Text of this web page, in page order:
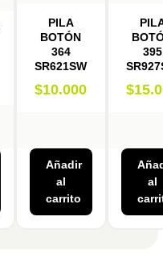
PILA
BOTÓN
364
SR621SW
$10.000
Añadir
al
carrito
395
$
al